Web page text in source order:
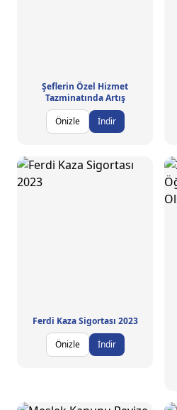
Şeflerin Özel Hizmet
Tazminatında Artış
Önizle
İndir
Ferdi Kaza Sigortası 2023
Önizle
İndir